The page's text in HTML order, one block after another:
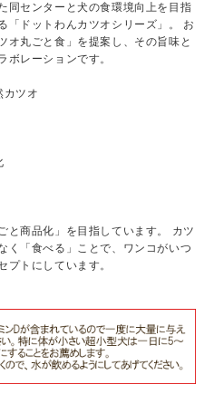
同センターと犬の食環境向上を目指
「ドットわんカツオシリーズ」。 お
オ丸ごと食」を提案し、その旨味と
ボレーションです。
カツオ
と商品化」を目指しています。 カツ
く「食べる」ことで、ワンコがいつ
プトにしています。